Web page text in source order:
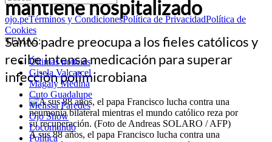
ojo.peTérminos y CondicionesPolítica de PrivacidadPolítica de
Cookies
TEMAS:
Últimas noticias
Gisela Valcarcel
Magaly Medina
Cuto Guadalupe
Melissa Paredes
Ojo Show
Locomundo
Política
mantiene hospitalizado
Santo padre preocupa a los fieles católicos y
recibe intensa medicación para superar
infección polimicrobiana
A sus 88 años, el papa Francisco lucha contra una